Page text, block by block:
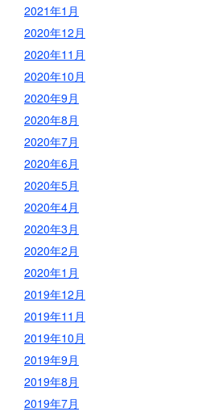
2021年1月
2020年12月
2020年11月
2020年10月
2020年9月
2020年8月
2020年7月
2020年6月
2020年5月
2020年4月
2020年3月
2020年2月
2020年1月
2019年12月
2019年11月
2019年10月
2019年9月
2019年8月
2019年7月